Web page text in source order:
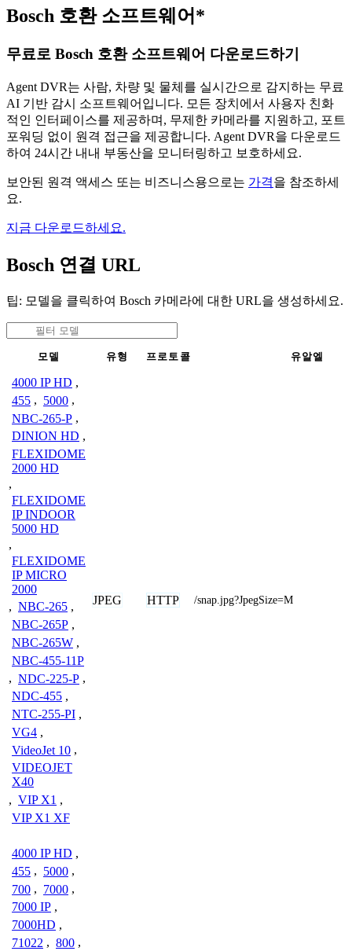
Bosch 호환 소프트웨어*
무료로 Bosch 호환 소프트웨어 다운로드하기
Agent DVR는 사람, 차량 및 물체를 실시간으로 감지하는 무료
AI 기반 감시 소프트웨어입니다. 모든 장치에서 사용자 친화
적인 인터페이스를 제공하며, 무제한 카메라를 지원하고, 포트
포워딩 없이 원격 접근을 제공합니다. Agent DVR을 다운로드
하여 24시간 내내 부동산을 모니터링하고 보호하세요.
보안된 원격 액세스 또는 비즈니스용으로는 가격을 참조하세
요.
지금 다운로드하세요.
Bosch 연결 URL
팁: 모델을 클릭하여 Bosch 카메라에 대한 URL을 생성하세요.
모델 유형 프로토콜 유알엘
4000 IP HD ,
455 , 5000 ,
NBC-265-P ,
DINION HD ,
FLEXIDOME
2000 HD
,
FLEXIDOME
IP INDOOR
5000 HD
,
FLEXIDOME
IP MICRO
2000
, NBC-265 ,
NBC-265P ,
NBC-265W ,
NBC-455-11P
, NDC-225-P ,
NDC-455 ,
NTC-255-PI ,
VG4 ,
VideoJet 10 ,
VIDEOJET
X40
, VIP X1 ,
VIP X1 XF
JPEG HTTP /snap.jpg?JpegSize=M
4000 IP HD ,
455 , 5000 ,
700 , 7000 ,
7000 IP ,
7000HD ,
71022 , 800 ,